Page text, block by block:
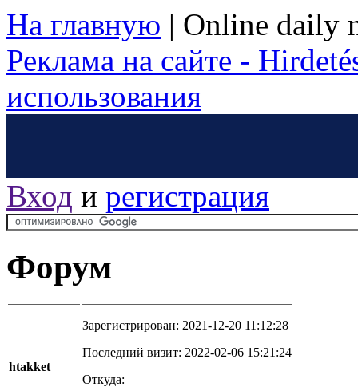
На главную | Online daily
Реклама на сайте -
использования
Вход и регистрация
Форум
htakket
Зарегистрирован: 2021-12-20 11:12:28
Последний визит: 2022-02-06 15:21:24
Откуда: